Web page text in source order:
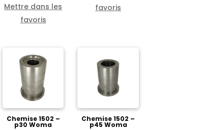
Mettre dans les
favoris
favoris
Chemise 1502 –
p30 Woma
Chemise 1502 –
p45 Woma